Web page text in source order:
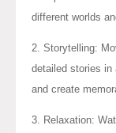
different worlds
2. Storytelling:
detailed stories in
and create
3. Relaxation: